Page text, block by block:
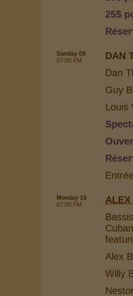
25$
Sunday 09
07:00 PM
DAN
Dan
Guy
Louis
Monday 10
07:00 PM
Alex
Willy